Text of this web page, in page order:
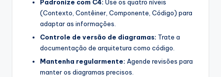
Padronize com C4: Use os quatro níveis
(Contexto, Contêiner, Componente, Código) para
adaptar as informações.
Controle de versão de diagramas: Trate a
documentação de arquitetura como código.
Mantenha regularmente: Agende revisões para
manter os diagramas precisos.